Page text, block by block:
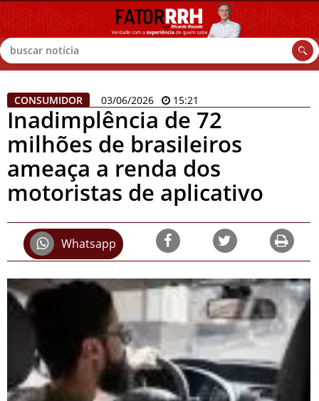
Buscar
CONSUMIDOR 03/06/2026 15:21
Inadimplência de 72
milhões de brasileiros
ameaça a renda dos
motoristas de aplicativo
Whatsapp